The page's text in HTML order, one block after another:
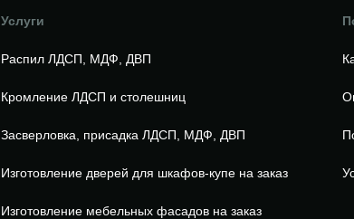
Услуги
Распил ЛДСП, МДФ, ДВП
Кромление ЛДСП и столешниц
Засверловка, присадка ЛДСП, МДФ, ДВП
Изготовление дверей для шкафов-купе на заказ
Изготовление мебельных фасадов на заказ